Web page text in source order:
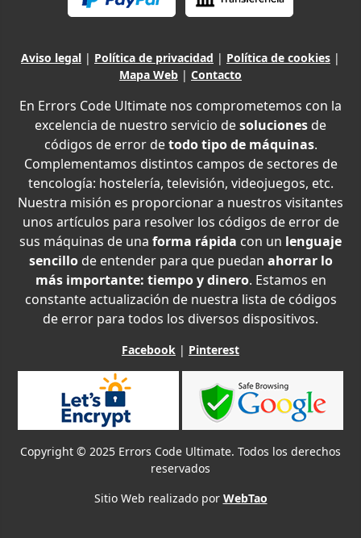
Aviso legal | Política de privacidad | Política de cookies |
Mapa Web | Contacto
En Errors Code Ultimate nos comprometemos con la
excelencia de nuestro servicio desoluciones de
códigos de error detodo tipo de máquinas.
Complementamos distintos campos de sectores de
tencología: hostelería, televisión, videojuegos, etc.
Nuestra misión es proporcionar a nuestros visitantes
unos artículos para resolver los códigos de error de
sus máquinas de una forma rápida con un lenguaje
sencillode entender para que puedan ahorrar lo
más importante: tiempo y dinero. Estamos en
constante actualización de nuestra lista de códigos
de error para todos los diversos dispositivos.
Facebook | Pinterest
Copyright © 2025 Errors Code Ultimate. Todos los derechos
reservados
Sitio Web realizado por WebTao